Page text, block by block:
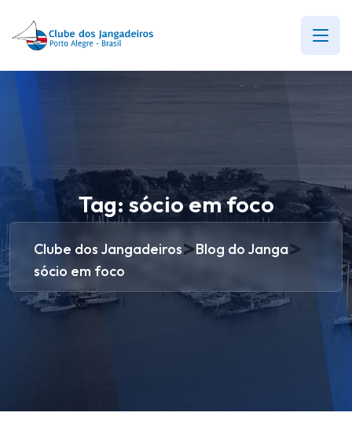
Tag:sócio em foco
Clube dos Jangadeiros>Blog do Janga>
sócio em foco